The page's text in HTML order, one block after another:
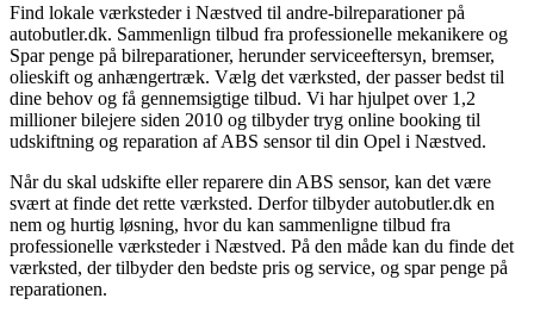
Find lokale værksteder i Næstved til andre-bilreparationer på
autobutler.dk. Sammenlign tilbud fra professionelle mekanikere og
Spar penge på bilreparationer, herunder serviceeftersyn, bremser,
olieskift og anhængertræk. Vælg det værksted, der passer bedst til
dine behov og få gennemsigtige tilbud. Vi har hjulpet over 1,2
millioner bilejere siden 2010 og tilbyder tryg online booking til
udskiftning og reparation af ABS sensor til din Opel i Næstved.
Når du skal udskifte eller reparere din ABS sensor, kan det være
svært at finde det rette værksted. Derfor tilbyder autobutler.dk en
nem og hurtig løsning, hvor du kan sammenligne tilbud fra
professionelle værksteder i Næstved. På den måde kan du finde det
værksted, der tilbyder den bedste pris og service, og spar penge på
reparationen.